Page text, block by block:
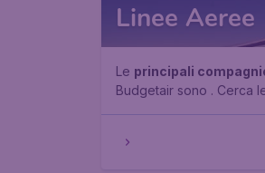
Linee Aeree
Le principali
Budgetair sono . Cerca